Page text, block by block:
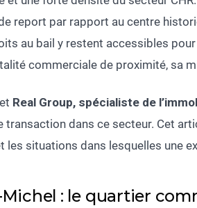
report par rapport au centre
au bail y restent accessibles
commerciale de proximité, sa
Real Group, spécialiste de
transaction dans ce secteur. Cet
les situations dans lesquelles une
: le quartier